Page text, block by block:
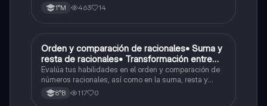
1°M 463 14
OMatemáticas
Orden y comparación de racionales• Suma y
resta de racionales• Transformación entre
decimales y fracciones
Evalúa tus habilidades en el orden y comparación de
números racionales, así como en la suma, resta y
conversión entre decimales y fracciones.
8°B 117 0